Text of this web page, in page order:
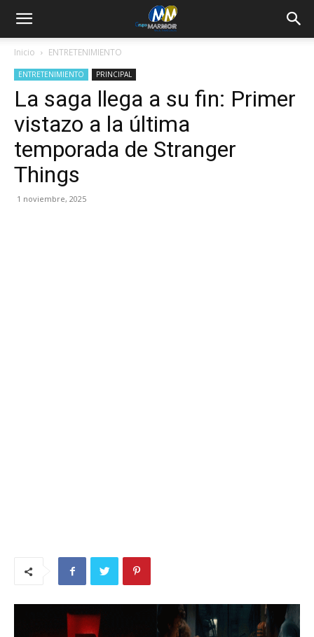
Inicio ENTRETENIMIENTO
ENTRETENIMIENTO PRINCIPAL
La saga llega a su fin: Primer
vistazo a la última
temporada de Stranger
Things
1 noviembre, 2025